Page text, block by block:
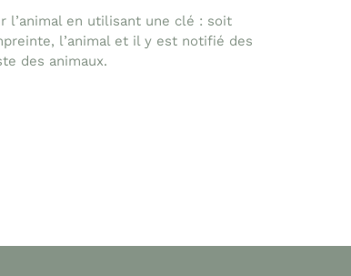
l’animal en utilisant une clé : soit
l’animal et il y est notifié des
des animaux.